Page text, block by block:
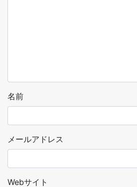
名前
メールアドレス
Webサイト